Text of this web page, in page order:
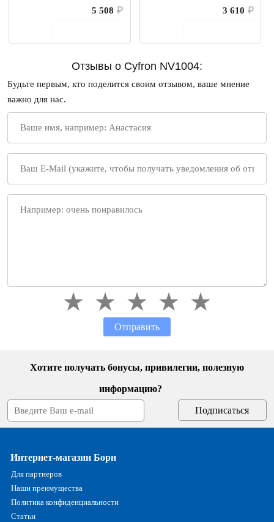
5 508 ₽
3 610 ₽
Отзывы о Cyfron NV1004:
Будьте первым, кто поделится своим отзывом, ваше мнение
важно для нас.
Отправить
Хотите получать бонусы, привилегии, полезную
информацию?
Интернет-магазин Борн
Для партнеров
Наши преимущества
Политика конфиденциальности
Статьи